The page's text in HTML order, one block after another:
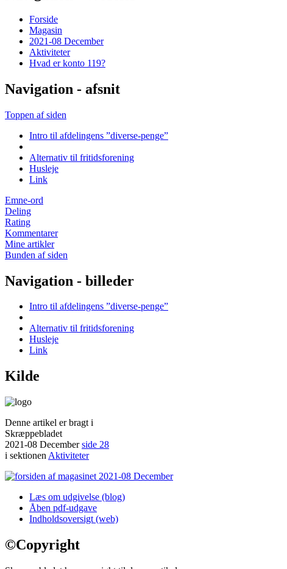
Forside
Magasin
2021-08 December
Aktiviteter
Hvad er konto 119?
Navigation - afsnit
Toppen af siden
Intro til afdelingens ”diverse-penge”
Alternativ til fritidsforening
Husleje
Link
Emne-ord
Deling
Rating
Kommentarer
Mine artikler
Bunden af siden
Navigation - billeder
Intro til afdelingens ”diverse-penge”
Alternativ til fritidsforening
Husleje
Link
Kilde
Denne artikel er bragt i
Skræppebladet
2021-08 Decemberside 28
i sektionen Aktiviteter
Læs om udgivelse (blog)
Åben pdf-udgave
Indholdsoversigt (web)
©Copyright